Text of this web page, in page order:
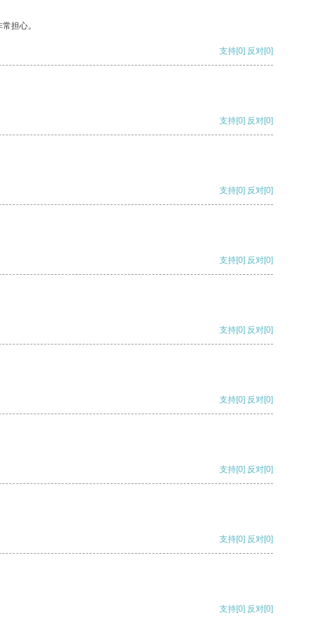
担心。
支持[0] 反对[0]
支持[0] 反对[0]
支持[0] 反对[0]
支持[0] 反对[0]
支持[0] 反对[0]
支持[0] 反对[0]
支持[0] 反对[0]
支持[0] 反对[0]
支持[0] 反对[0]